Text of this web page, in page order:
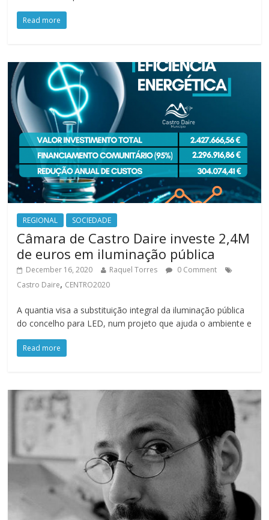
Read more
REGIONAL SOCIEDADE
Câmara de Castro Daire investe 2,4M
de euros em iluminação pública
December 16, 2020 Raquel Torres
0 Comment
Castro Daire, CENTRO2020
A quantia visa a substituição integral da iluminação pública
do concelho para LED, num projeto que ajuda o ambiente e
Read more